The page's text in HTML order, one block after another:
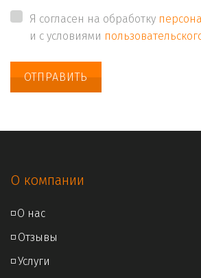
Я согласен на обработку
и с условиями
ОТПРАВИТЬ
О компании
◽О нас
◽ Отзывы
◽ Услуги